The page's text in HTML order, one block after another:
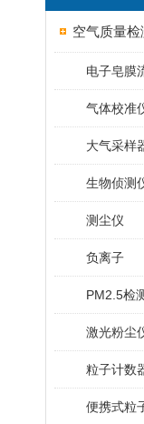
空气质量检
电子皂膜
气体校准
大气采样
生物侦测
测尘仪
负离子
PM2.5检
激光粉尘
粒子计数
便携式粒